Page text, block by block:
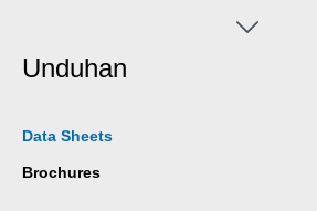
pada permukaan di mana lapisan bawah
Unduhan
Data Sheets
Brochures